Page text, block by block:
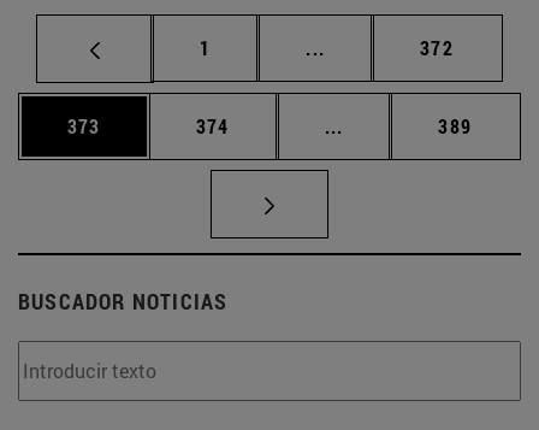
Página
1 ... Páginas intermedias
Página
372
Página
373 Página
374 ... Páginas intermedias
Página
389
BUSCADOR NOTICIAS